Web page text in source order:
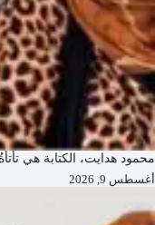
محمود هدايت، الكتابة هي
أغسطس 9, 2026